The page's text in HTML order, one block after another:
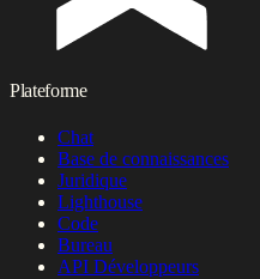
Plateforme
Chat
Base de connaissances
Juridique
Lighthouse
Code
Bureau
API Développeurs